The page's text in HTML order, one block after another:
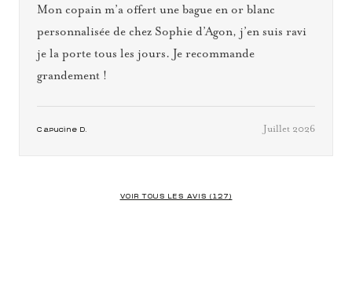
Mon copain m’a offert une bague en or blanc
personnalisée de chez Sophie d’Agon, j’en suis ravi
je la porte tous les jours. Je recommande
grandement !
Capucine D. Juillet 2026
VOIR TOUS LES AVIS (127)